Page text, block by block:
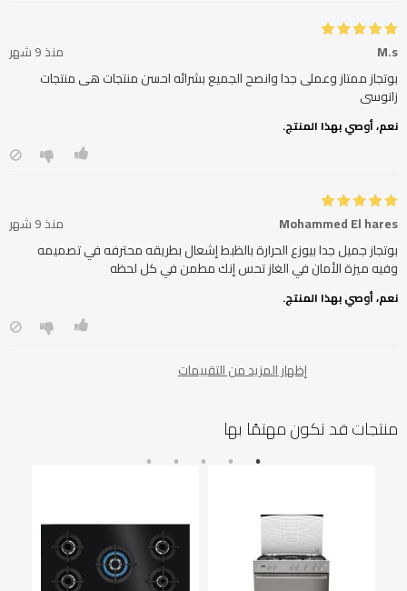
M.s
منذ 9 شهر
بوتجاز ممتاز وعملى جدا وانصح الجميع بشرائه احسن منتجات هى منتجات
زانوسى
نعم، أوصي بهذا المنتج.
Mohammed El hares
منذ 9 شهر
بوتجاز جميل جدا بيوزع الحرارة بالظبط إشعال بطريقه محترفه في تصميمه
وفيه ميزة الأمان في الغاز تحس إنك مطمن في كل لحظه
نعم، أوصي بهذا المنتج.
إظهار المزيد من التقييمات
منتجات قد تكون مهتمًا بها